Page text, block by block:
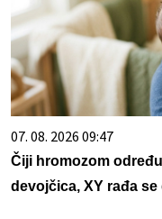
07. 08. 2026 09:47
Čiji hromozom
devojčica, XY rađa se